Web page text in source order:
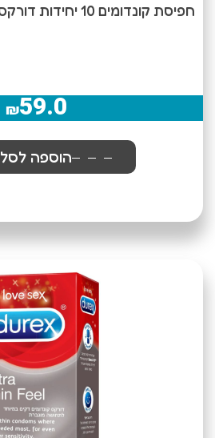
חפיסת קונדומים 10 יחידות דורקס | Durex- Thin Feel
₪59.0
הוספה לסל